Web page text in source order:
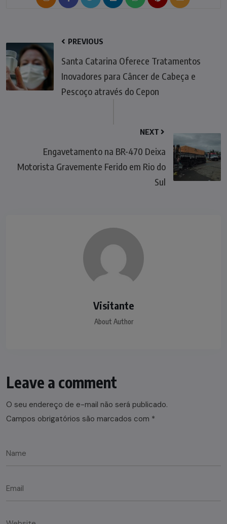
PREVIOUS
Santa Catarina Oferece Tratamentos
Inovadores para Câncer de Cabeça e
Pescoço através do Cepon
NEXT
Engavetamento na BR-470 Deixa
Motorista Gravemente Ferido em Rio do
Sul
Visitante
About Author
Leave a comment
O seu endereço de e-mail não será publicado.
Campos obrigatórios são marcados com *